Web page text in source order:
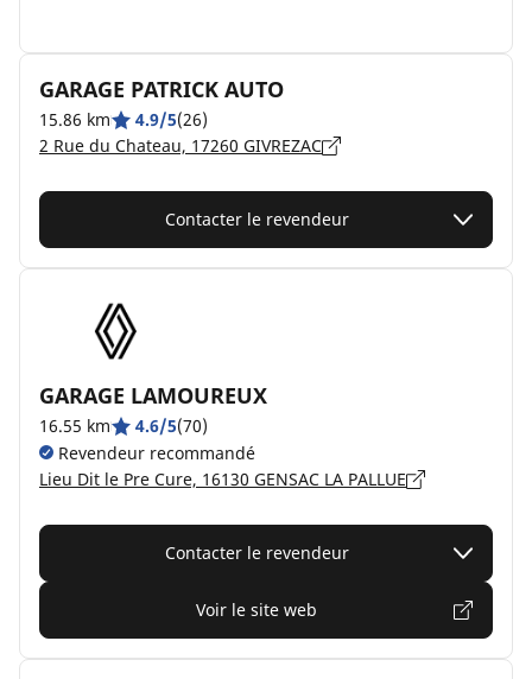
GARAGE PATRICK AUTO
15.86 km 4.9/5(26)
2 Rue du Chateau, 17260 GIVREZAC
Contacter le revendeur
GARAGE LAMOUREUX
16.55 km 4.6/5(70)
Revendeur recommandé
Lieu Dit le Pre Cure, 16130 GENSAC LA PALLUE
Contacter le revendeur
Voir le site web